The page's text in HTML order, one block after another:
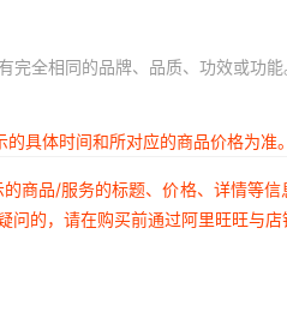
全相同的品牌、品质、功效或功能
具体时间和所对应的商品价格为准。
商品/服务的标题、价格、详情等
的，请在购买前通过阿里旺旺与